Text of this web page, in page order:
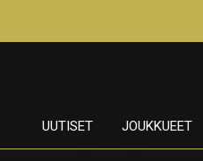
UUTISET JOUKKUEET